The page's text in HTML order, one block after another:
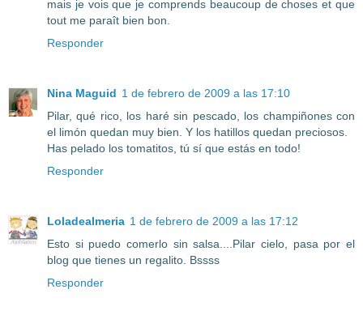
mais je vois que je comprends beaucoup de choses et que
tout me paraît bien bon.
Responder
Nina Maguid 1 de febrero de 2009 a las 17:10
Pilar, qué rico, los haré sin pescado, los champiñones con
el limón quedan muy bien. Y los hatillos quedan preciosos.
Has pelado los tomatitos, tú sí que estás en todo!
Responder
Loladealmeria 1 de febrero de 2009 a las 17:12
Esto si puedo comerlo sin salsa....Pilar cielo, pasa por el
blog que tienes un regalito. Bssss
Responder